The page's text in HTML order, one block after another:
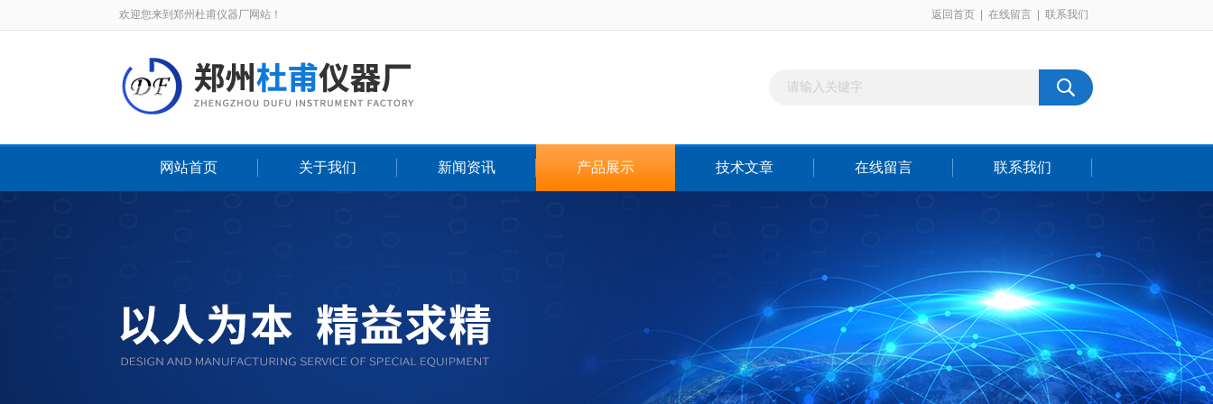
欢迎您来到郑州杜甫仪器厂网站！ 返回首页 在线留言 联系我们
网站首页 关于我们 新闻资讯 产品展示 技术文章 在线留言 联系我们